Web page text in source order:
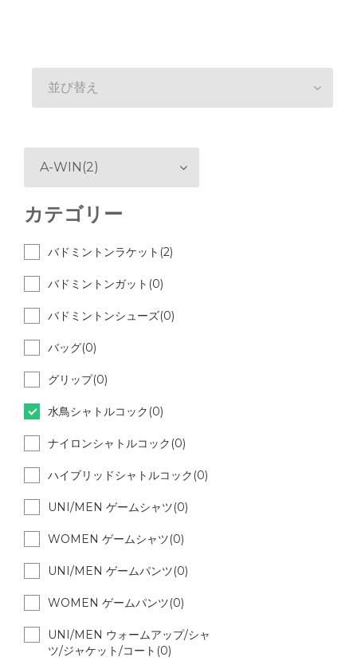
並び替え
A-WIN(2)
カテゴリー
バドミントンラケット(2)
バドミントンガット(0)
バドミントンシューズ(0)
バッグ(0)
グリップ(0)
水鳥シャトルコック(0)
ナイロンシャトルコック(0)
ハイブリッドシャトルコック(0)
UNI/MEN ゲームシャツ(0)
WOMEN ゲームシャツ(0)
UNI/MEN ゲームパンツ(0)
WOMEN ゲームパンツ(0)
UNI/MEN ウォームアップ/シャ
ツ/ジャケット/コート(0)